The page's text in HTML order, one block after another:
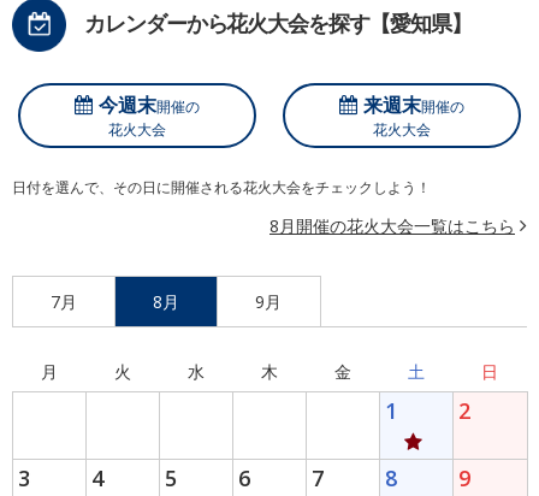
カレンダーから花火大会を探す【愛知県】
今週末開催の
花火大会
来週末開催の
花火大会
日付を選んで、その日に開催される花火大会をチェックしよう！
8月開催の花火大会一覧はこちら
7月 8月 9月
月 火 水 木 金 土 日
1 2
3 4 5 6 7 8 9